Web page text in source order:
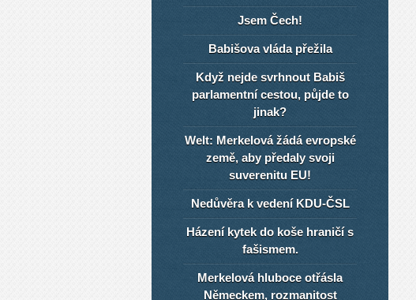
Jsem Čech!
Babišova vláda přežila
Když nejde svrhnout Babiš
parlamentní cestou, půjde to
jinak?
Welt: Merkelová žádá evropské
země, aby předaly svoji
suverenitu EU!
Nedůvěra k vedení KDU-ČSL
Házení kytek do koše hraničí s
fašismem.
Merkelová hluboce otřásla
Německem, rozmanitost